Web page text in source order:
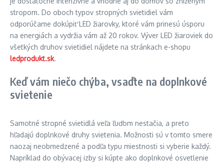
stropom. Do oboch typov stropných svietidiel vám
odporúčame dokúpiť LED žiarovky, ktoré vám prinesú úsporu
na energiách a vydržia vám až 20 rokov. Výver LED žiaroviek do
všetkých druhov svietidiel nájdete na stránkach e-shopu
ledprodukt.sk.
Keď vám niečo chýba, vsaďte na doplnkové
svietenie
Samotné stropné svietidlá veľa ľuďom nestačia, a preto
hľadajú doplnkové druhy svietenia. Možnosti sú v tomto smere
naozaj neobmedzené a podľa typu miestnosti si vyberie každý.
Napríklad do obývacej izby si kúpte ako doplnkové osvetlenie